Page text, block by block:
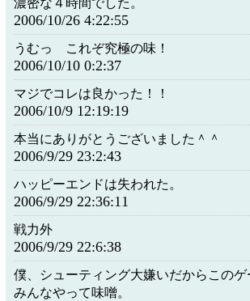
2006/10/26 4:22:55
うむっ これぞ究極の味！
2006/10/10 0:2:37
マジでコレは良かった！！
2006/10/9 12:19:19
本当にありがとうございました＾＾
2006/9/29 23:2:43
ハッピーエンドは失われた。
2006/9/29 22:36:11
戦力外
2006/9/29 22:6:38
僕、シューティング大嫌いだからこの
みんなやって味噌。